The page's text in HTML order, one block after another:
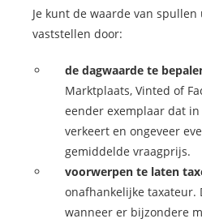
Je kunt de waarde van
vaststellen door:
de dagwaarde te
Marktplaats, Vinted of
eender exemplaar dat
verkeert en ongeveer
gemiddelde vraagprijs.
voorwerpen te laten
onafhankelijke taxateur.
wanneer er bijzondere